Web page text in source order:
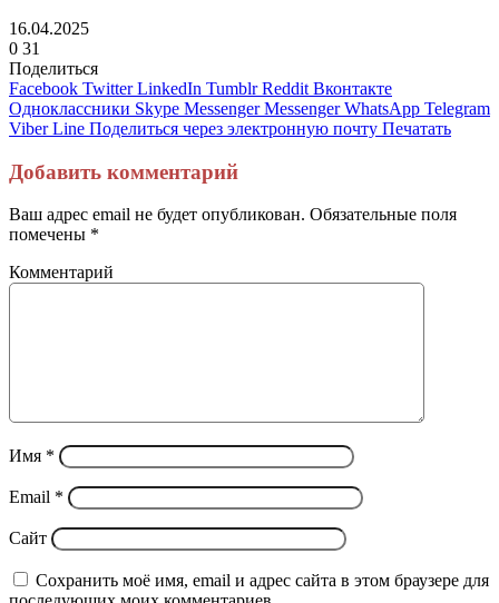
16.04.2025
0 31
Поделиться
Facebook Twitter LinkedIn Tumblr Reddit Вконтакте
Одноклассники Skype Messenger Messenger WhatsApp Telegram
Viber Line Поделиться через электронную почту Печатать
Добавить комментарий
Ваш адрес email не будет опубликован. Обязательные поля
помечены *
Комментарий
Имя *
Email *
Сайт
Сохранить моё имя, email и адрес сайта в этом браузере для